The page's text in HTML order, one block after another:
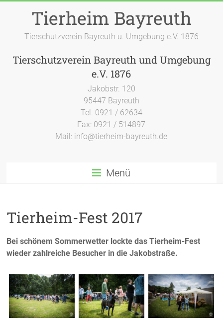
Tierheim Bayreuth
Tierschutzverein Bayreuth u. Umgebung e.V. 1876
Tierschutzverein Bayreuth und Umgebung
e.V. 1876
Jakobstr. 120
95447 Bayreuth
Tel. 0921 / 62634
Fax: 0921 / 514897
Mail: info@tierheim-bayreuth.de
Menü
Tierheim-Fest 2017
Bei schönem Sommerwetter lockte das Tierheim-Fest
wieder zahlreiche Besucher in die Jakobstraße.